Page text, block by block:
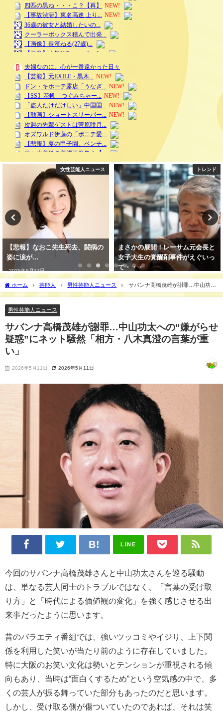
女性芸能人ニュース
【悲報】なおこ先生死去、闘病の
姿に涙が…
2025年5月17日
トレンド
まさかの展開！レーサム元会長と
女子大生の覚醒剤事件がえぐいっ
て・・・
ホーム 芸能人 男性芸能人ニュース
サバンナ高橋茂雄が謝罪…中山功太
への“嫌がらせ疑惑”にネット騒然「相方・八木真澄の言葉が重い」
男性芸能人ニュース
サバンナ高橋茂雄が謝罪…中山功太への“嫌がらせ
疑惑”にネット騒然「相方・八木真澄の言葉が重
い」
2026年5月11日 2026年5月11日
LINE
今回のサバンナ高橋茂雄さんと中山功太さんを巡る騒動
は、単なる芸人同士のトラブルではなく、「言葉の受け取
り方」と「時代による価値観の変化」を強く感じさせる出
来事だったように思います。
昔のバラエティ番組では、強いツッコミやイジり、上下関
係を利用した笑いが当たり前のように存在していました。
特に大阪のお笑い文化は勢いとテンションが重視される傾
向もあり、当時は“面白くするため”という空気感の中で、多
くの芸人が振る舞っていた部分もあったのだと思います。
しかし、受け取る側が傷ついていたのであれば、それは笑